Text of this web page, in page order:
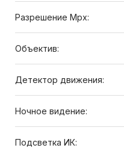
Разрешение Mpx:
Объектив:
Детектор движения:
Ночное видение:
Подсветка ИК: